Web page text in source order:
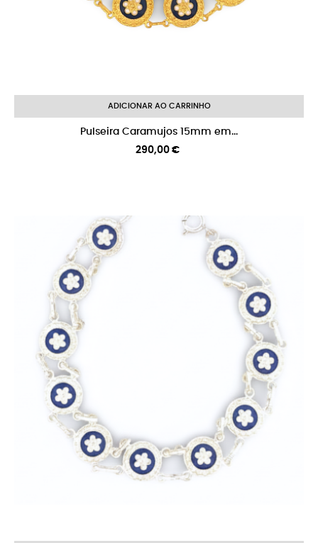
ADICIONAR AO CARRINHO
Pulseira Caramujos 15mm em...
Preço
290,00 €